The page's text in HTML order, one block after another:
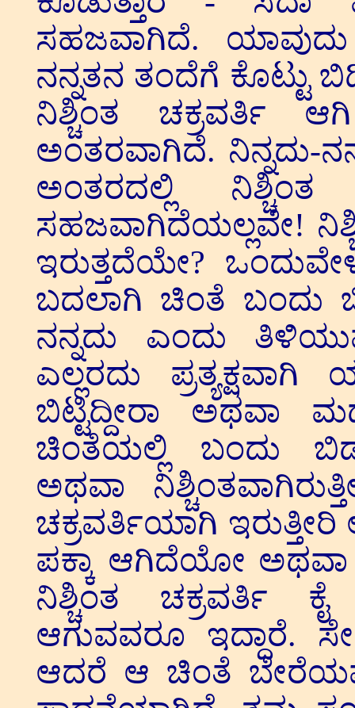
ಸಹಜವಾಗಿದೆ.
ನನ್ನತನ ತಂದೆಗೆ ಕೊಟ್ಟು
ನಿಶ್ಚಿಂತ ಚಕ್ರವರ್ತಿ
ಅಂತರವಾಗಿದೆ. ನಿನ್ನದು-
ಅಂತರದಲ್ಲಿ
ಸಹಜವಾಗಿದೆಯಲ್ಲವೇ!
ಇರುತ್ತದೆಯೇ?
ಬದಲಾಗಿ ಚಿಂತೆ ಬಂದು
ನನ್ನದು ಎಂದು
ಎಲ್ಲರದು
ಬಿಟ್ಟಿದ್ದೀರಾ ಅಥವಾ
ಚಿಂತೆಯಲ್ಲಿ ಬಂದು
ಅಥವಾ
ಚಕ್ರವರ್ತಿಯಾಗಿ ಇರುತ್ತೀರಿ
ಪಕ್ಕಾ ಆಗಿದೆಯೋ ಅಥವಾ
ನಿಶ್ಚಿಂತ ಚಕ್ರವರ್ತಿ
ಆಗುವವರೂ ಇದ್ದಾರೆ.
ಆದರೆ ಆ ಚಿಂತೆ